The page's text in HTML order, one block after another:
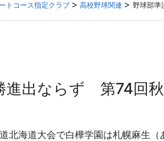
トコース指定クラブ 高校野球関連 野球部準
進出ならず 第74回
北海道大会で白樺学園は札幌麻生